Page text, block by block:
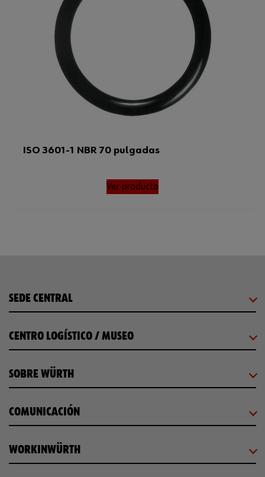
ISO 3601-1 NBR 70 pulgadas
Ver producto
SEDE CENTRAL
CENTRO LOGÍSTICO / MUSEO
SOBRE WÜRTH
COMUNICACIÓN
WORKINWÜRTH